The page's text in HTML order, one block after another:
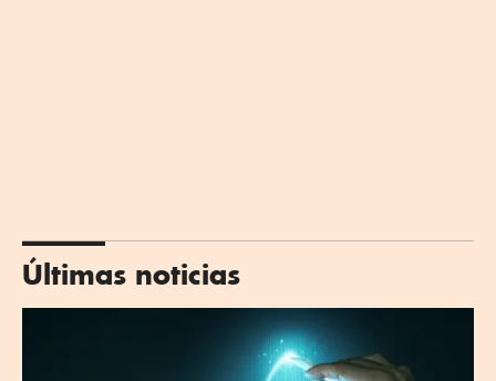
Últimas noticias